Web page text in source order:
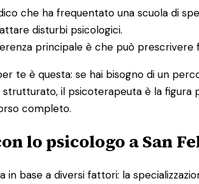
che ha frequentato una scuola di
disturbi psicologici.
principale è che può prescrivere
te è questa: se hai bisogno di un
il psicoterapeuta è la
completo.
lo psicologo a San
base a diversi fattori: la